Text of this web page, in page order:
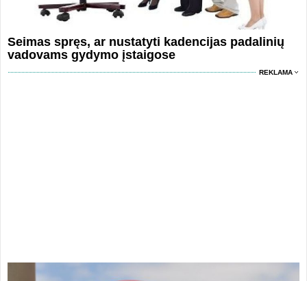
Seimas spręs, ar nustatyti kadencijas padalinių
vadovams gydymo įstaigose
REKLAMA